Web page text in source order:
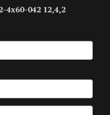
042 12,4,2